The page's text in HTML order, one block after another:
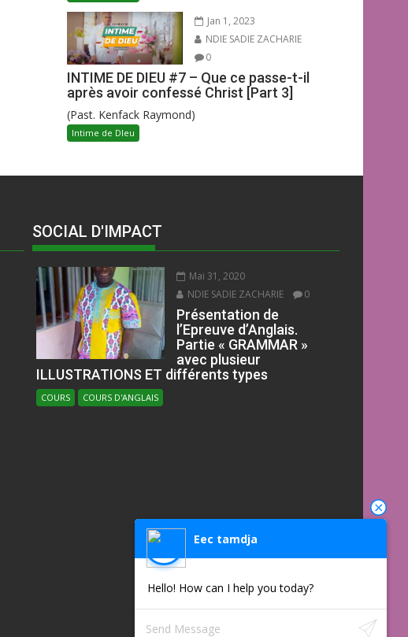
Jan 1, 2023
NDIE SADIE ZACHARIE
0
INTIME DE DIEU #7 – Que ce passe-t-il
après avoir confessé Christ [Part 3]
(Past. Kenfack Raymond)
Intime de DIeu
SOCIAL D'IMPACT
Mai 31, 2020
NDIE SADIE ZACHARIE
0
Présentation de
l’Epreuve d’Anglais.
Partie « GRAMMAR »
avec plusieur
ILLUSTRATIONS ET différents types
COURS COURS D'ANGLAIS
Eec tamdja
Hello! How can I help you today?